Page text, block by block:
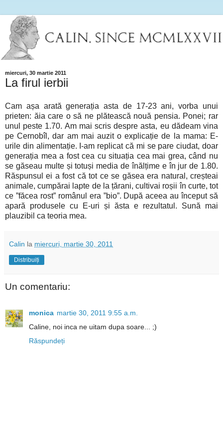
miercuri, 30 martie 2011
La firul ierbii
Cam așa arată generația asta de 17-23 ani, vorba unui
prieten: ăia care o să ne plătească nouă pensia. Ponei; rar
unul peste 1.70. Am mai scris despre asta, eu dădeam vina
pe Cernobîl, dar am mai auzit o explicație de la mama: E-
urile din alimentație. I-am replicat că mi se pare ciudat, doar
generația mea a fost cea cu situația cea mai grea, când nu
se găseau multe și totuși media de înălțime e în jur de 1.80.
Răspunsul ei a fost că tot ce se găsea era natural, creșteai
animale, cumpărai lapte de la țărani, cultivai roșii în curte, tot
ce ”făcea rost” românul era ”bio”. După aceea au început să
apară produsele cu E-uri și ăsta e rezultatul. Sună mai
plauzibil ca teoria mea.
Calin la miercuri, martie 30, 2011
Distribuiți
Un comentariu:
monica martie 30, 2011 9:55 a.m.
Caline, noi inca ne uitam dupa soare... ;)
Răspundeți